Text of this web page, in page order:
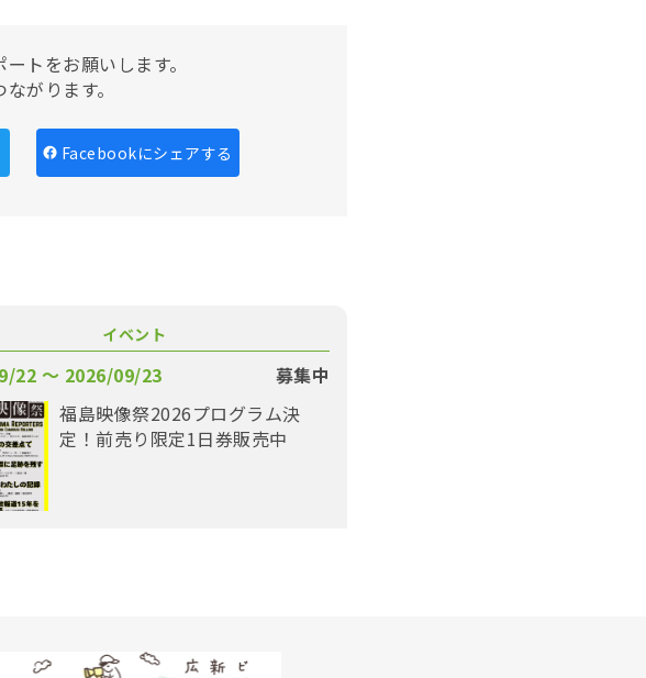
トをお願いします。
がります。
Facebookにシェアする
イベント
22 〜 2026/09/23
募集中
福島映像祭2026プログラム決
定！前売り限定1日券販売中